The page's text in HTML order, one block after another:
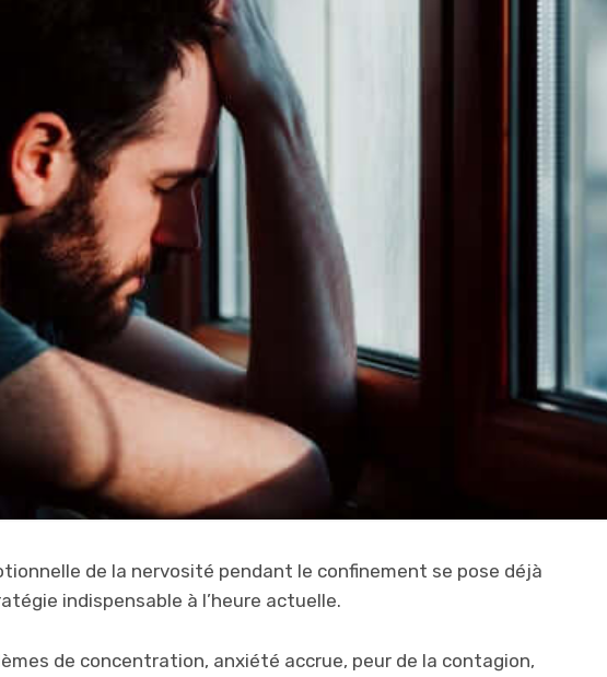
de la nervosité pendant le confinement se pose déjà
indispensable à l’heure actuelle.
de concentration, anxiété accrue, peur de la contagion,